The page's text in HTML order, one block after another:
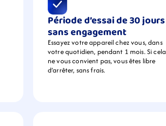
Période d’essai de 30 jours
sans engagement
Essayez votre appareil chez vous, dans
votre quotidien, pendant 1 mois. Si cela
ne vous convient pas, vous êtes libre
d’arrêter, sans frais.